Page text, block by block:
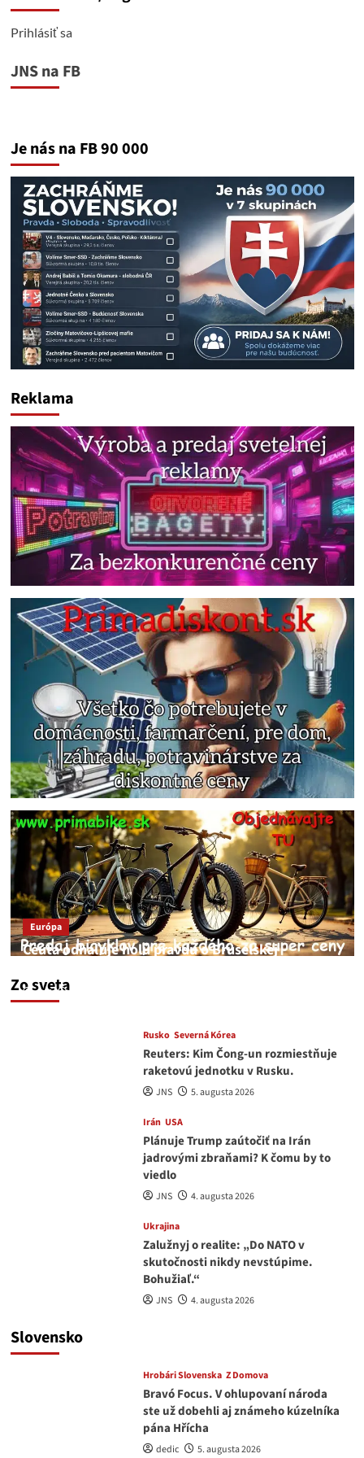
Prihlásiť sa
JNS na FB
Je nás na FB 90 000
Reklama
Zo sveta
Európa
Ceuta odhaľuje holú pravdu o Bruselskej
JNS
Rusko Severná Kórea
Reuters: Kim Čong-un rozmiestňuje
raketovú jednotku v Rusku.
JNS 5. augusta 2026
Irán USA
Plánuje Trump zaútočiť na Irán
jadrovými zbraňami? K čomu by to
viedlo
JNS 4. augusta 2026
Ukrajina
Zalužnyj o realite: „Do NATO v
skutočnosti nikdy nevstúpime.
Bohužiaľ.“
JNS 4. augusta 2026
Slovensko
Hrobári Slovenska Z Domova
Bravó Focus. V ohlupovaní národa
ste už dobehli aj známeho kúzelníka
pána Hřícha
dedic 5. augusta 2026